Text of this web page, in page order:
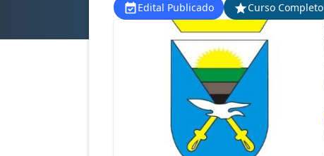
Edital Publicado Curso Completo